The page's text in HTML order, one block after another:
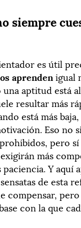
siempre
es útil
aprenden igual
aptitud está
resultar más
está más
Eso no
pero
más
Y aquí
de esta
compensar,
con la que